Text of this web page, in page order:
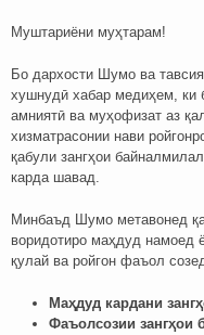
Муштариёни муҳтарам!
Бо дархости Шумо ва
хушнудӣ хабар медиҳем, ки
амниятӣ ва муҳофизат аз
хизматрасонии нави
қабули зангҳои
карда шавад.
Минбаъд Шумо метавонед
воридотиро маҳдуд намоед
қулай ва ройгон фаъол
Маҳдуд кардани
Фаъолсозии зангҳои